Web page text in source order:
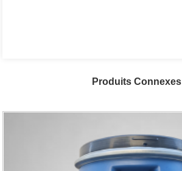
Produits Connexes